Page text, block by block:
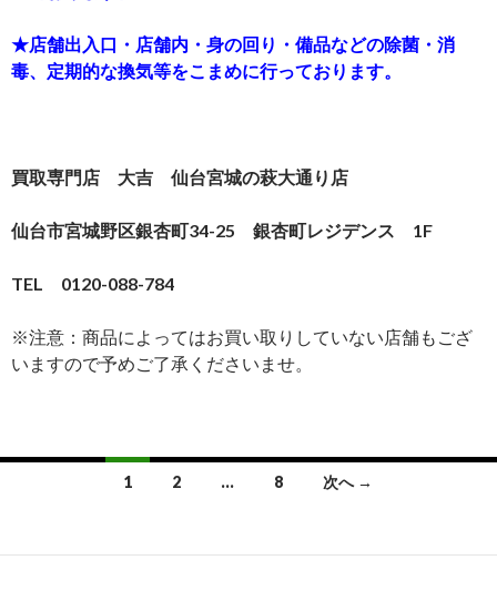
★店舗出入口・店舗内・身の回り・備品などの除菌・消
毒、定期的な換気等をこまめに行っております。
買取専門店 大吉 仙台宮城の萩大通り店
仙台市宮城野区銀杏町34-25 銀杏町レジデンス 1F
TEL 0120-088-784
※注意：商品によってはお買い取りしていない店舗もござ
いますので予めご了承くださいませ。
1 2 … 8 次へ →